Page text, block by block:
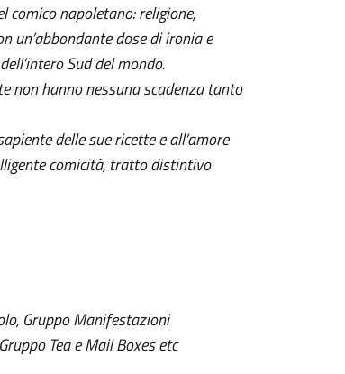
napoletano: religione,
un’abbondante dose di ironia e
Sud del mondo.
non hanno nessuna scadenza tanto
delle sue ricette e all’amore
comicità, tratto distintivo
Gruppo Manifestazioni
Tea e Mail Boxes etc